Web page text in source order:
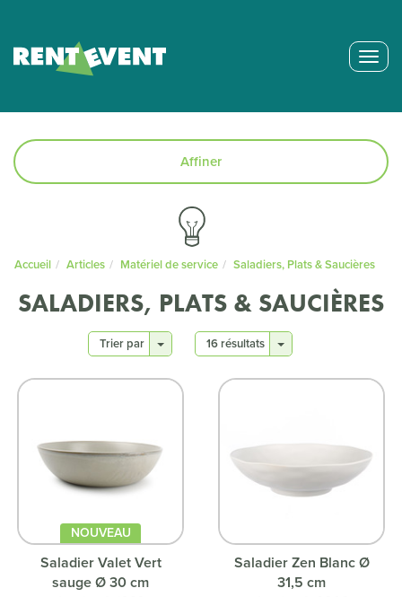
Affiner
Accueil Articles Matériel de service Saladiers, Plats & Saucières
SALADIERS, PLATS & SAUCIÈRES
Trier par 16 résultats
NOUVEAU
Saladier Valet Vert
sauge Ø 30 cm
Saladier Zen Blanc Ø
31,5 cm